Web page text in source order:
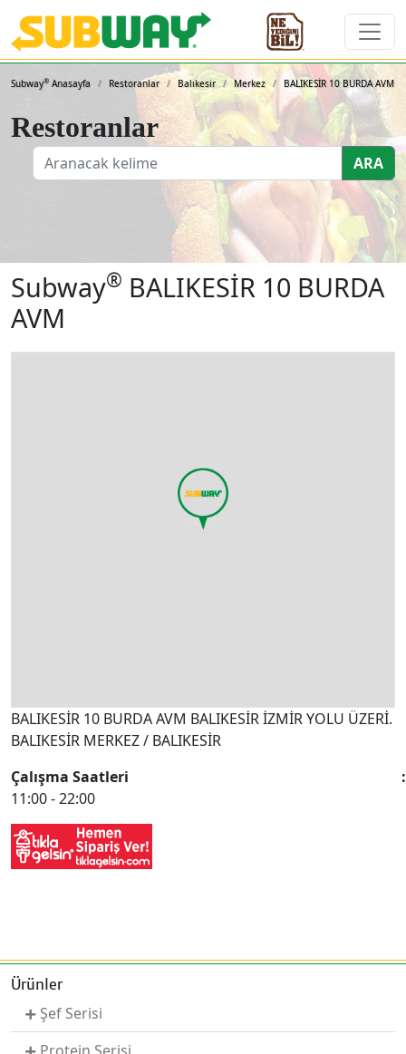
Subway Sandviçleri
Subway® Anasayfa Restoranlar Balıkesir Merkez BALIKESİR 10 BURDA AVM
Restoranlar
ARA
Subway® BALIKESİR 10 BURDA
AVM
BALIKESİR 10 BURDA AVM BALIKESİR İZMİR YOLU ÜZERİ.
BALIKESİR MERKEZ / BALIKESİR
Çalışma Saatleri
11:00 - 22:00
Ürünler
Şef Serisi